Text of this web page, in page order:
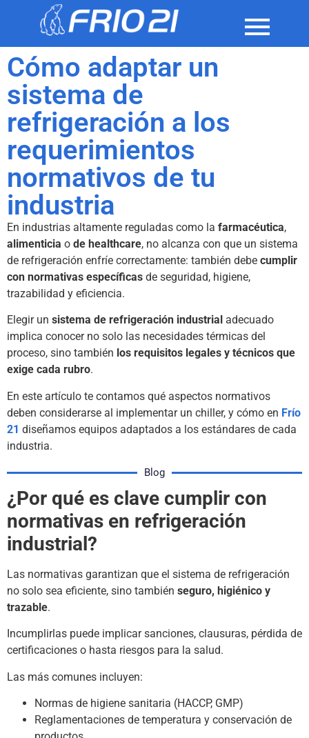
Cómo adaptar un
sistema de
refrigeración a los
requerimientos
normativos de tu
industria
En industrias altamente reguladas como la farmacéutica,
alimenticia o de healthcare, no alcanza con que un sistema
de refrigeración enfríe correctamente: también debe cumplir
con normativas específicas de seguridad, higiene,
trazabilidad y eficiencia.
Elegir un sistema de refrigeración industrial adecuado
implica conocer no solo las necesidades térmicas del
proceso, sino también los requisitos legales y técnicos que
exige cada rubro.
En este artículo te contamos qué aspectos normativos
deben considerarse al implementar un chiller, y cómo en Frío
21 diseñamos equipos adaptados a los estándares de cada
industria.
Blog
¿Por qué es clave cumplir con
normativas en refrigeración
industrial?
Las normativas garantizan que el sistema de refrigeración
no solo sea eficiente, sino también seguro, higiénico y
trazable.
Incumplirlas puede implicar sanciones, clausuras, pérdida de
certificaciones o hasta riesgos para la salud.
Las más comunes incluyen:
Normas de higiene sanitaria (HACCP, GMP)
Reglamentaciones de temperatura y conservación de